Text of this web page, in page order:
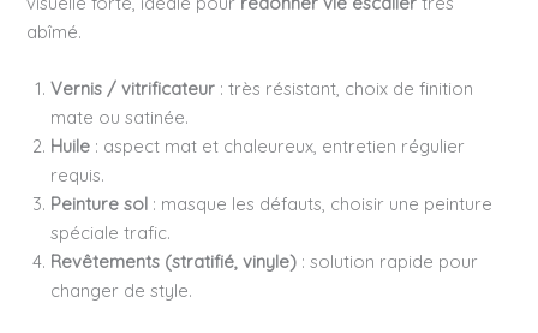
abîmé.
Vernis / vitrificateur : très résistant, choix de finition
mate ou satinée.
Huile : aspect mat et chaleureux, entretien régulier
requis.
Peinture sol : masque les défauts, choisir une peinture
spéciale trafic.
Revêtements (stratifié, vinyle) : solution rapide pour
changer de style.